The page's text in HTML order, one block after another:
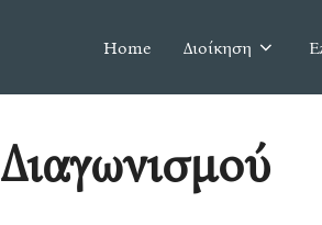
Home Διοίκηση